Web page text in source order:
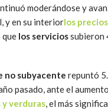
moderándose y
y en su interiorlos
que los serviciossubieron
no subyacente repuntó
pasado, ante el
verduras, el más